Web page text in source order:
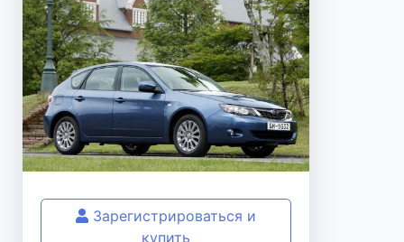
Зарегистрироваться и
купить